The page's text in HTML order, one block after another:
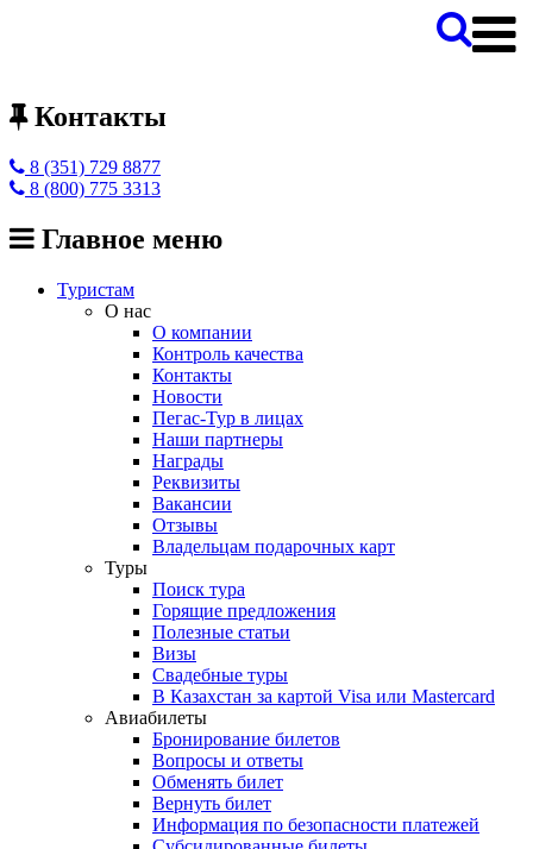
Контакты
8 (351) 729 8877
8 (800) 775 3313
Главное меню
Туристам
О нас
О компании
Контроль качества
Контакты
Новости
Пегас-Тур в лицах
Наши партнеры
Награды
Реквизиты
Вакансии
Отзывы
Владельцам подарочных карт
Туры
Поиск тура
Горящие предложения
Полезные статьи
Визы
Свадебные туры
В Казахстан за картой Visa или Masterсard
Авиабилеты
Бронирование билетов
Вопросы и ответы
Обменять билет
Вернуть билет
Информация по безопасности платежей